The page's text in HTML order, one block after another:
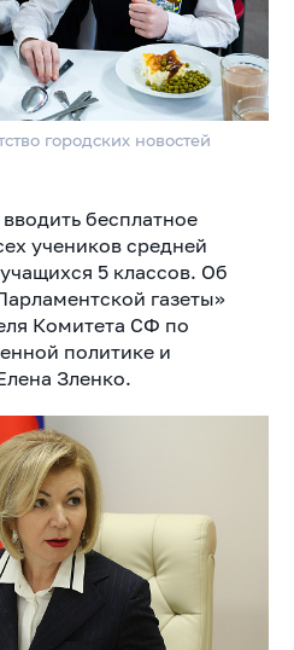
городских новостей
бесплатное
учеников средней
5 классов. Об
газеты»
Комитета СФ по
политике и
Зленко.